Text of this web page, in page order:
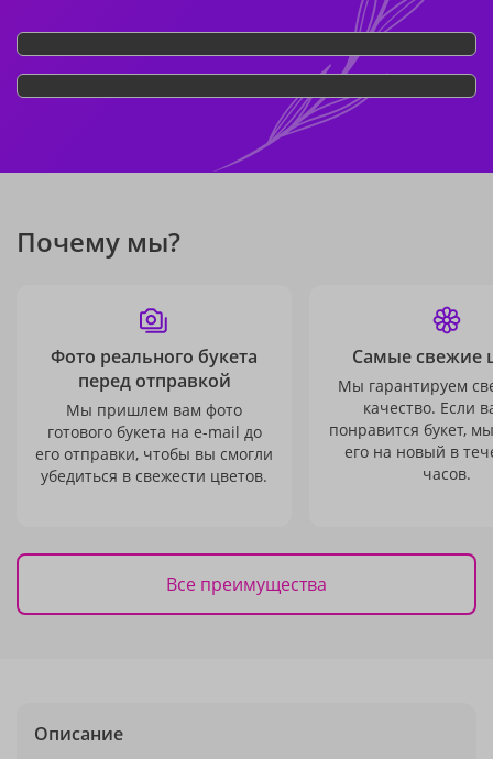
Почему мы?
Фото реального букета
перед отправкой
Мы пришлем вам фото
готового букета на e-mail до
его отправки, чтобы вы смогли
убедиться в свежести цветов.
Самые свежие
Мы гарантируем
качество. Если
понравится букет,
его на новый в
часов.
Все преимущества
Описание